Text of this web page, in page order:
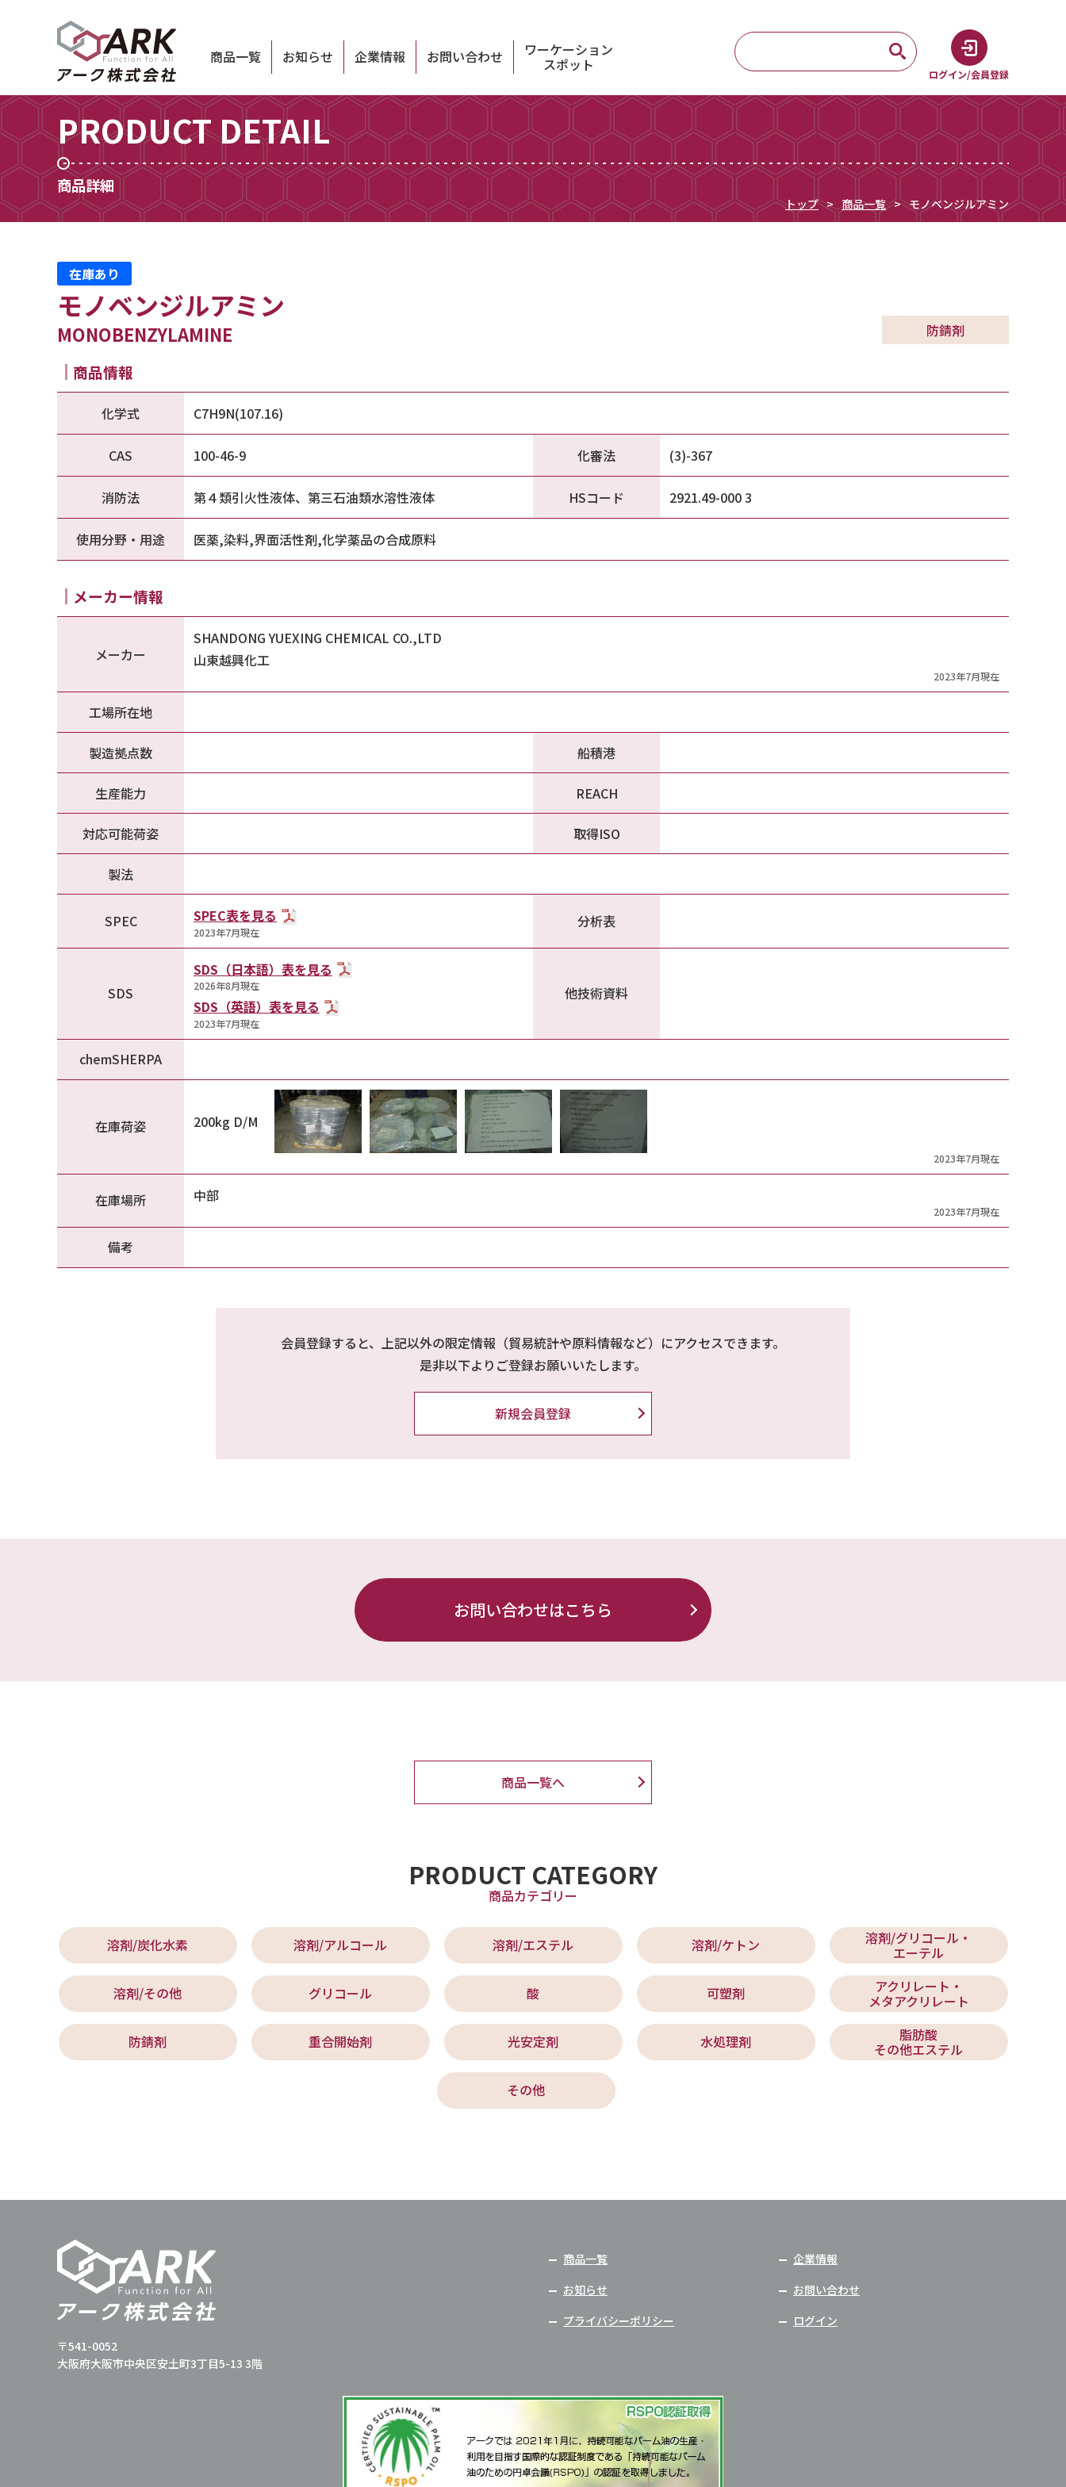
商品一覧 お知らせ 企業情報 お問い合わせ ワーケーション
スポット
ログイン/会員登録
PRODUCT DETAIL
商品詳細
トップ 商品一覧 モノベンジルアミン
在庫あり
モノベンジルアミン
MONOBENZYLAMINE 防錆剤
商品情報
化学式 C7H9N(107.16)
CAS 100-46-9 化審法 (3)-367
消防法 第４類引火性液体、第三石油類水溶性液体 HSコード 2921.49-000 3
使用分野・用途 医薬,染料,界面活性剤,化学薬品の合成原料
メーカー情報
メーカー
SHANDONG YUEXING CHEMICAL CO.,LTD
山東越興化工
2023年7月現在
工場所在地
製造拠点数 船積港
生産能力 REACH
対応可能荷姿 取得ISO
製法
SPEC SPEC表を見る
2023年7月現在
分析表
SDS
SDS（日本語）表を見る
2026年8月現在
SDS（英語）表を見る
2023年7月現在
他技術資料
chemSHERPA
在庫荷姿 200kg D/M
2023年7月現在
在庫場所 中部
2023年7月現在
備考
会員登録すると、上記以外の限定情報（貿易統計や原料情報など）にアクセスできます。
是非以下よりご登録お願いいたします。
新規会員登録
お問い合わせはこちら
商品一覧へ
PRODUCT CATEGORY
商品カテゴリー
溶剤/炭化水素 溶剤/アルコール 溶剤/エステル 溶剤/ケトン 溶剤/グリコール・
エーテル
溶剤/その他 グリコール 酸 可塑剤 アクリレート・
メタアクリレート
防錆剤 重合開始剤 光安定剤 水処理剤 脂肪酸
その他エステル
その他
〒541-0052
大阪府大阪市中央区安土町3丁目5-13 3階
商品一覧
企業情報
お知らせ
お問い合わせ
プライバシーポリシー
ログイン